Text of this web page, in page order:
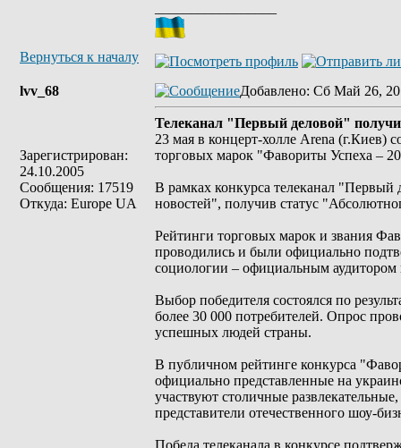
Вернуться к началу
lvv_68
Зарегистрирован:
24.10.2005
Сообщения: 17519
Откуда: Europe UA
Добавлено: Сб Май 26,
Телеканал "Первый деловой"
23 мая в концерт-холле Arena (г.Киев)
торговых марок "Фавориты Успеха –
В рамках конкурса телеканал
новостей", получив статус
Рейтинги торговых марок и звания
проводились и были официально
социологии – официальным
Выбор победителя состоялся по
более 30 000 потребителей. Опрос
успешных людей страны.
В публичном рейтинге конкурса
официально представленные на
участвуют столичные
представители отечественного шоу-
Победа телеканала в конкурсе